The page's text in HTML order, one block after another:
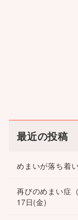
最近の投稿
めまいが落ち着
再びのめまい症
17日(金)